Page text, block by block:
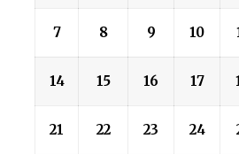
7 8 9 10
14 15 16 17
21 22 23 24